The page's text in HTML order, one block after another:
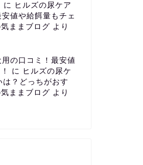
に
ヒルズの尿ケア
値や給餌量もチェ
ままブログ より
の口コミ！最安値
に
ヒルズの尿ケ
？どっちがおす
ままブログ より